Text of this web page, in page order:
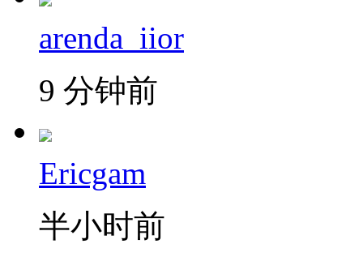
arenda_iior
9 分钟前
Ericgam
半小时前